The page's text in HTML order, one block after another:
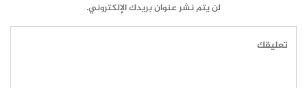
لن يتم نشر عنوان بريدك الإلكتروني.